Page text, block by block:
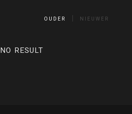
OUDER NIEUWER
NO RESULT